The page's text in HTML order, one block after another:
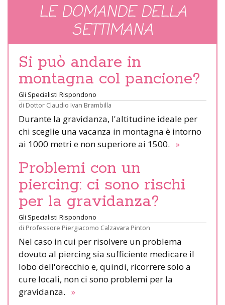
LE DOMANDE DELLA
SETTIMANA
Si può andare in
montagna col pancione?
Gli Specialisti Rispondono
di Dottor Claudio Ivan Brambilla
Durante la gravidanza, l'altitudine ideale per
chi sceglie una vacanza in montagna è intorno
ai 1000 metri e non superiore ai 1500. »
Problemi con un
piercing: ci sono rischi
per la gravidanza?
Gli Specialisti Rispondono
di Professore Piergiacomo Calzavara Pinton
Nel caso in cui per risolvere un problema
dovuto al piercing sia sufficiente medicare il
lobo dell'orecchio e, quindi, ricorrere solo a
cure locali, non ci sono problemi per la
gravidanza. »